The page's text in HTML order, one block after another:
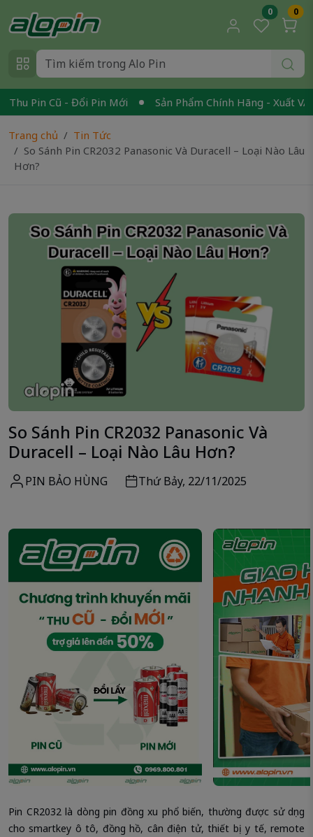
0 0
Pin Cũ - Đổi Pin Mới Sản Phẩm Chính Hãng - Xuất VAT
Trang chủ
Tin Tức
So Sánh Pin CR2032 Panasonic Và Duracell – Loại Nào Lâu
Hơn?
So Sánh Pin CR2032 Panasonic Và
Duracell – Loại Nào Lâu Hơn?
PIN BẢO HÙNG Thứ Bảy, 22/11/2025
Pin CR2032 là dòng pin đồng xu phổ biến, thường được sử dụng
cho smartkey ô tô, đồng hồ, cân điện tử, thiết bị y tế, remote